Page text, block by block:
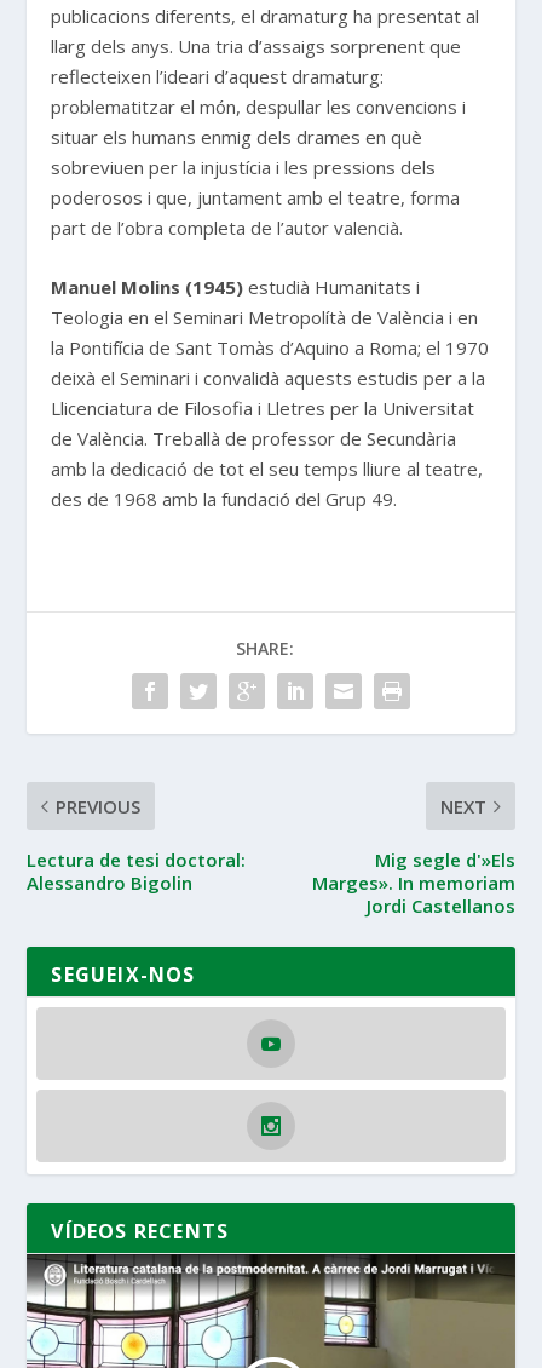
publicacions diferents, el dramaturg ha presentat al
llarg dels anys. Una tria d’assaigs sorprenent que
reflecteixen l’ideari d’aquest dramaturg:
problematitzar el món, despullar les convencions i
situar els humans enmig dels drames en què
sobreviuen per la injustícia i les pressions dels
poderosos i que, juntament amb el teatre, forma
part de l’obra completa de l’autor valencià.
Manuel Molins (1945) estudià Humanitats i
Teologia en el Seminari Metropolítà de València i en
la Pontifícia de Sant Tomàs d’Aquino a Roma; el 1970
deixà el Seminari i convalidà aquests estudis per a la
Llicenciatura de Filosofia i Lletres per la Universitat
de València. Treballà de professor de Secundària
amb la dedicació de tot el seu temps lliure al teatre,
des de 1968 amb la fundació del Grup 49.
SHARE:
PREVIOUS
Lectura de tesi doctoral:
Alessandro Bigolin
NEXT
Mig segle d'»Els
Marges». In memoriam
Jordi Castellanos
SEGUEIX-NOS
VÍDEOS RECENTS